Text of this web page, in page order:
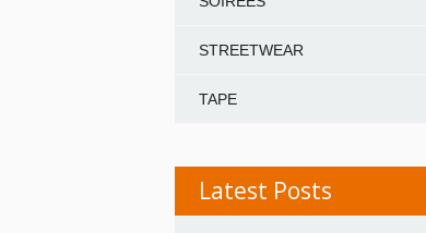
STREETWEAR
TAPE
Latest Posts